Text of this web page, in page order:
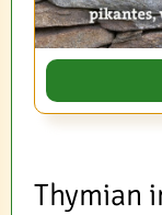
Thymian